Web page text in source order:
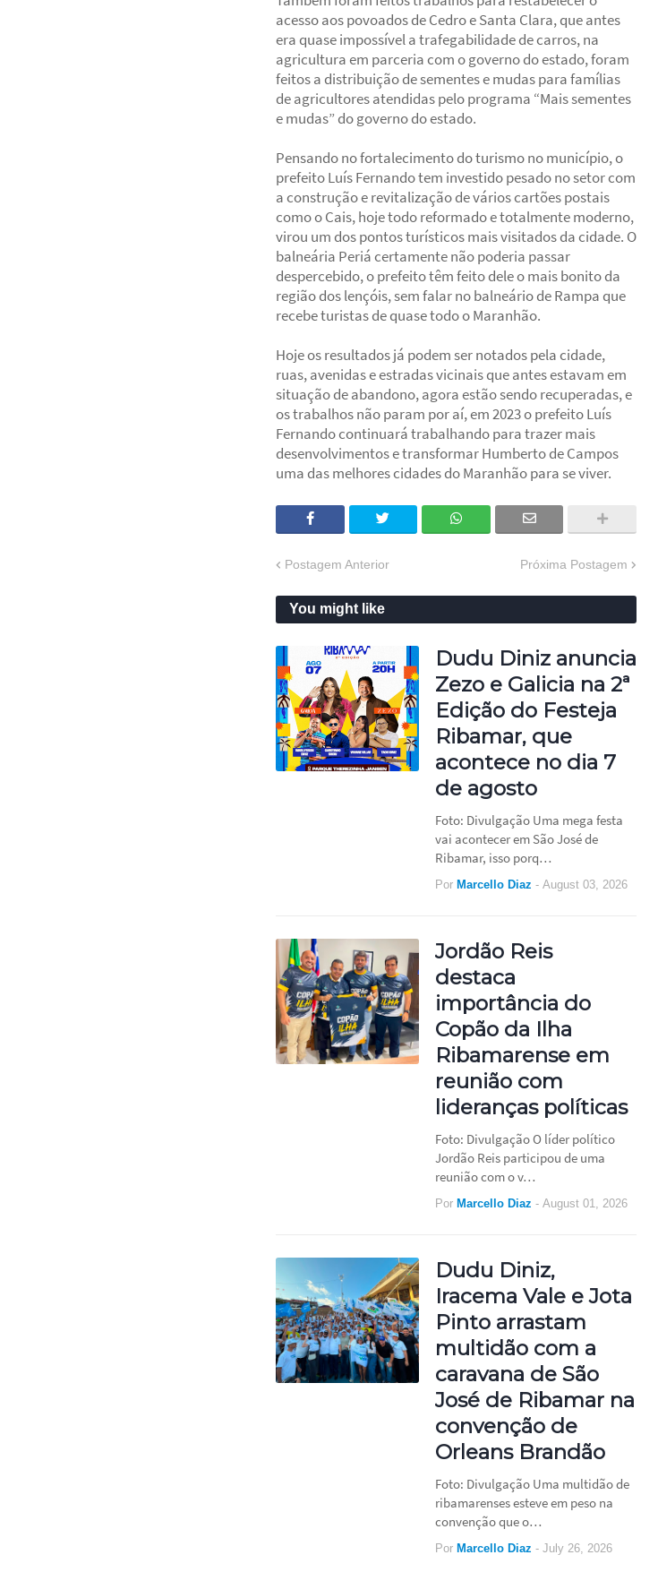
acesso aos povoados de Cedro e Santa Clara, que antes
era quase impossível a trafegabilidade de carros, na
agricultura em parceria com o governo do estado, foram
feitos a distribuição de sementes e mudas para famílias
de agricultores atendidas pelo programa “Mais sementes
e mudas” do governo do estado.
Pensando no fortalecimento do turismo no município, o
prefeito Luís Fernando tem investido pesado no setor com
a construção e revitalização de vários cartões postais
como o Cais, hoje todo reformado e totalmente moderno,
virou um dos pontos turísticos mais visitados da cidade. O
balneária Periá certamente não poderia passar
despercebido, o prefeito têm feito dele o mais bonito da
região dos lençóis, sem falar no balneário de Rampa que
recebe turistas de quase todo o Maranhão.
Hoje os resultados já podem ser notados pela cidade,
ruas, avenidas e estradas vicinais que antes estavam em
situação de abandono, agora estão sendo recuperadas, e
os trabalhos não param por aí, em 2023 o prefeito Luís
Fernando continuará trabalhando para trazer mais
desenvolvimentos e transformar Humberto de Campos
uma das melhores cidades do Maranhão para se viver.
Postagem Anterior Próxima Postagem
You might like
Dudu Diniz anuncia
Zezo e Galicia na 2ª
Edição do Festeja
Ribamar, que
acontece no dia 7
de agosto
Foto: Divulgação Uma mega festa
vai acontecer em São José de
Ribamar, isso porq…
Por Marcello Diaz - August 03, 2026
Jordão Reis
destaca
importância do
Copão da Ilha
Ribamarense em
reunião com
lideranças políticas
Foto: Divulgação O líder político
Jordão Reis participou de uma
reunião com o v…
Por Marcello Diaz - August 01, 2026
Dudu Diniz,
Iracema Vale e Jota
Pinto arrastam
multidão com a
caravana de São
José de Ribamar na
convenção de
Orleans Brandão
Foto: Divulgação Uma multidão de
ribamarenses esteve em peso na
convenção que o…
Por Marcello Diaz - July 26, 2026